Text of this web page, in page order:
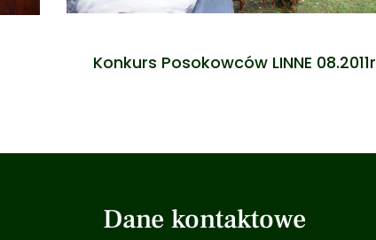
Konkurs Posokowców LINNE 08.2011r
Dane kontaktowe